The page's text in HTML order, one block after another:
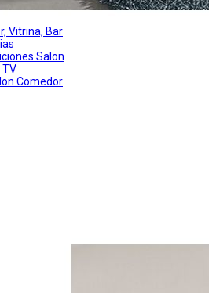
Vitrina, Bar
Salon
TV
Comedor